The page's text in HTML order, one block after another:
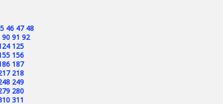
46 47 48
90 91 92
125
156
187
218
249
280
311